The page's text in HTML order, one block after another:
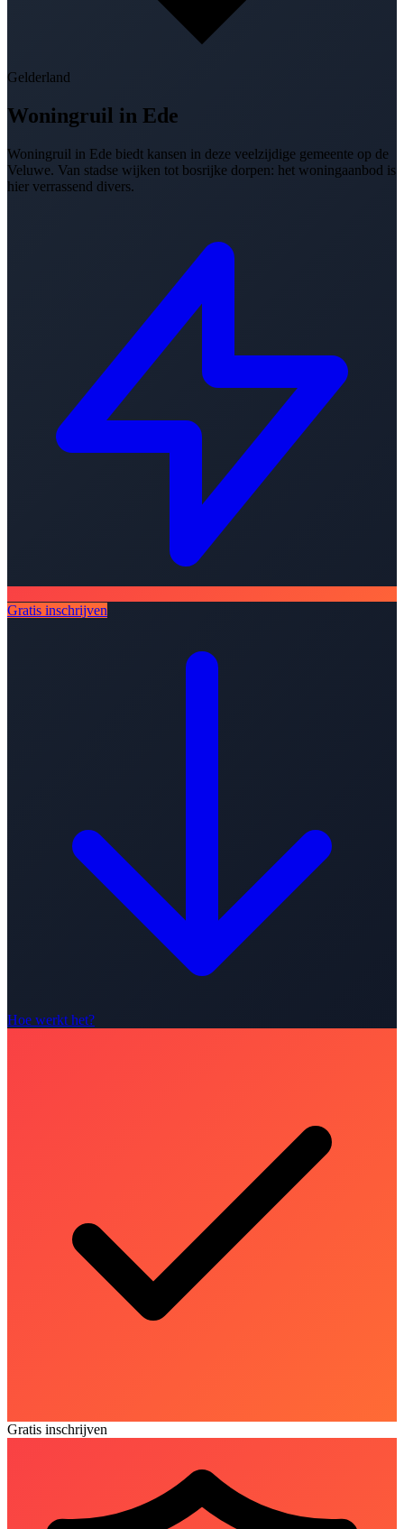
Gelderland
Woningruil in Ede
Woningruil in Ede biedt kansen in deze veelzijdige gemeente op de
Veluwe. Van stadse wijken tot bosrijke dorpen: het woningaanbod is
hier verrassend divers.
Gratis inschrijven
Hoe werkt het?
Gratis inschrijven